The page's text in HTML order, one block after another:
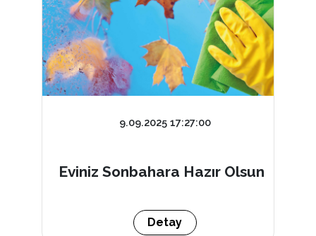
9.09.2025 17:27:00
Eviniz Sonbahara Hazır Olsun
Detay